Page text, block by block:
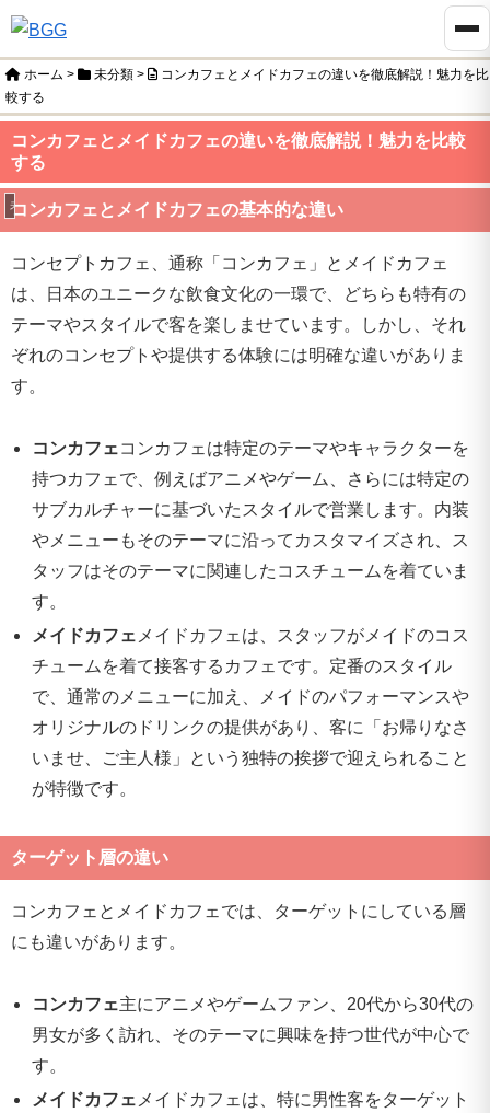
ホーム > 未分類 >
コンカフェとメイドカフェの違いを徹底解説！魅力を比
較する
コンカフェとメイドカフェの違いを徹底解説！魅力を比較
する
未分類
コンカフェとメイドカフェの基本的な違い
コンセプトカフェ、通称「コンカフェ」とメイドカフェ
は、日本のユニークな飲食文化の一環で、どちらも特有の
テーマやスタイルで客を楽しませています。しかし、それ
ぞれのコンセプトや提供する体験には明確な違いがありま
す。
コンカフェコンカフェは特定のテーマやキャラクターを
持つカフェで、例えばアニメやゲーム、さらには特定の
サブカルチャーに基づいたスタイルで営業します。内装
やメニューもそのテーマに沿ってカスタマイズされ、ス
タッフはそのテーマに関連したコスチュームを着ていま
す。
メイドカフェ メイドカフェは、スタッフがメイドのコス
チュームを着て接客するカフェです。定番のスタイル
で、通常のメニューに加え、メイドのパフォーマンスや
オリジナルのドリンクの提供があり、客に「お帰りなさ
いませ、ご主人様」という独特の挨拶で迎えられること
が特徴です。
ターゲット層の違い
コンカフェとメイドカフェでは、ターゲットにしている層
にも違いがあります。
コンカフェ主にアニメやゲームファン、20代から30代の
男女が多く訪れ、そのテーマに興味を持つ世代が中心で
す。
メイドカフェ メイドカフェは、特に男性客をターゲット